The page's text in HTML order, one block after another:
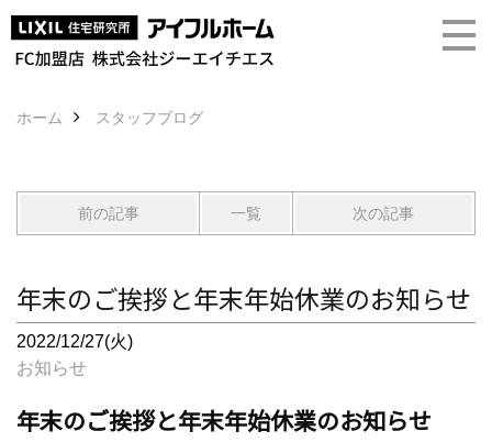
ホーム スタッフブログ
前の記事 一覧 次の記事
年末のご挨拶と年末年始休業のお知らせ
2022/12/27(火)
お知らせ
年末のご挨拶と年末年始休業のお知らせ